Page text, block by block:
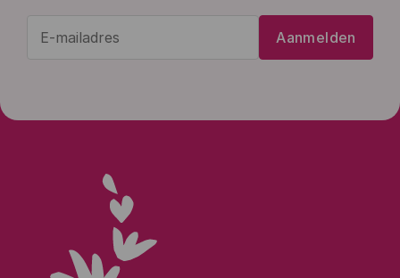
Aanmelden